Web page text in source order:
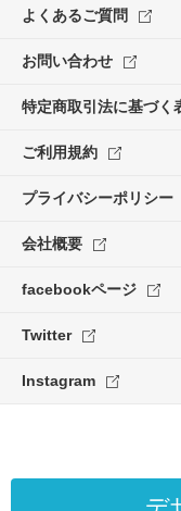
よくあるご質問
お問い合わせ
特定商取引法に基づく
ご利用規約
プライバシーポリシー
会社概要
facebookページ
Twitter
Instagram